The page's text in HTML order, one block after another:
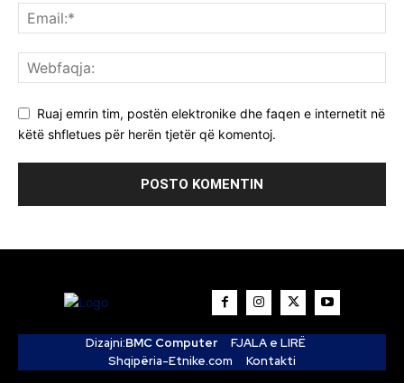
Ruaj emrin tim, postën elektronike dhe faqen e internetit në
këtë shfletues për herën tjetër që komentoj.
Dizajni:BMC Computer
FJALA e LIRË
Shqipëria-Etnike.com
Kontakti